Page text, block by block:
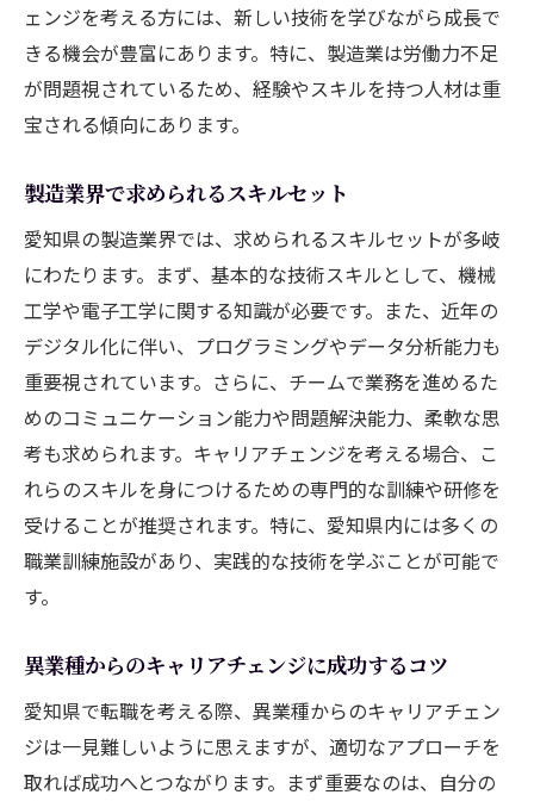
ェンジを考える方には、新しい技術を学びながら成長で
きる機会が豊富にあります。特に、製造業は労働力不足
が問題視されているため、経験やスキルを持つ人材は重
宝される傾向にあります。
製造業界で求められるスキルセット
愛知県の製造業界では、求められるスキルセットが多岐
にわたります。まず、基本的な技術スキルとして、機械
工学や電子工学に関する知識が必要です。また、近年の
デジタル化に伴い、プログラミングやデータ分析能力も
重要視されています。さらに、チームで業務を進めるた
めのコミュニケーション能力や問題解決能力、柔軟な思
考も求められます。キャリアチェンジを考える場合、こ
れらのスキルを身につけるための専門的な訓練や研修を
受けることが推奨されます。特に、愛知県内には多くの
職業訓練施設があり、実践的な技術を学ぶことが可能で
す。
異業種からのキャリアチェンジに成功するコツ
愛知県で転職を考える際、異業種からのキャリアチェン
ジは一見難しいように思えますが、適切なアプローチを
取れば成功へとつながります。まず重要なのは、自分の